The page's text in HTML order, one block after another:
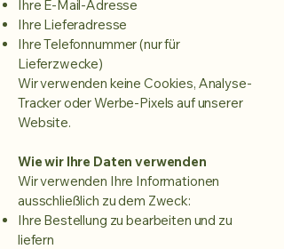
Ihre E-Mail-Adresse
Ihre Lieferadresse
Ihre Telefonnummer (nur für
Lieferzwecke)
Wir verwenden keine Cookies, Analyse-
Tracker oder Werbe-Pixels auf unserer
Website.
Wie wir Ihre Daten verwenden
Wir verwenden Ihre Informationen
ausschließlich zu dem Zweck:
Ihre Bestellung zu bearbeiten und zu
liefern